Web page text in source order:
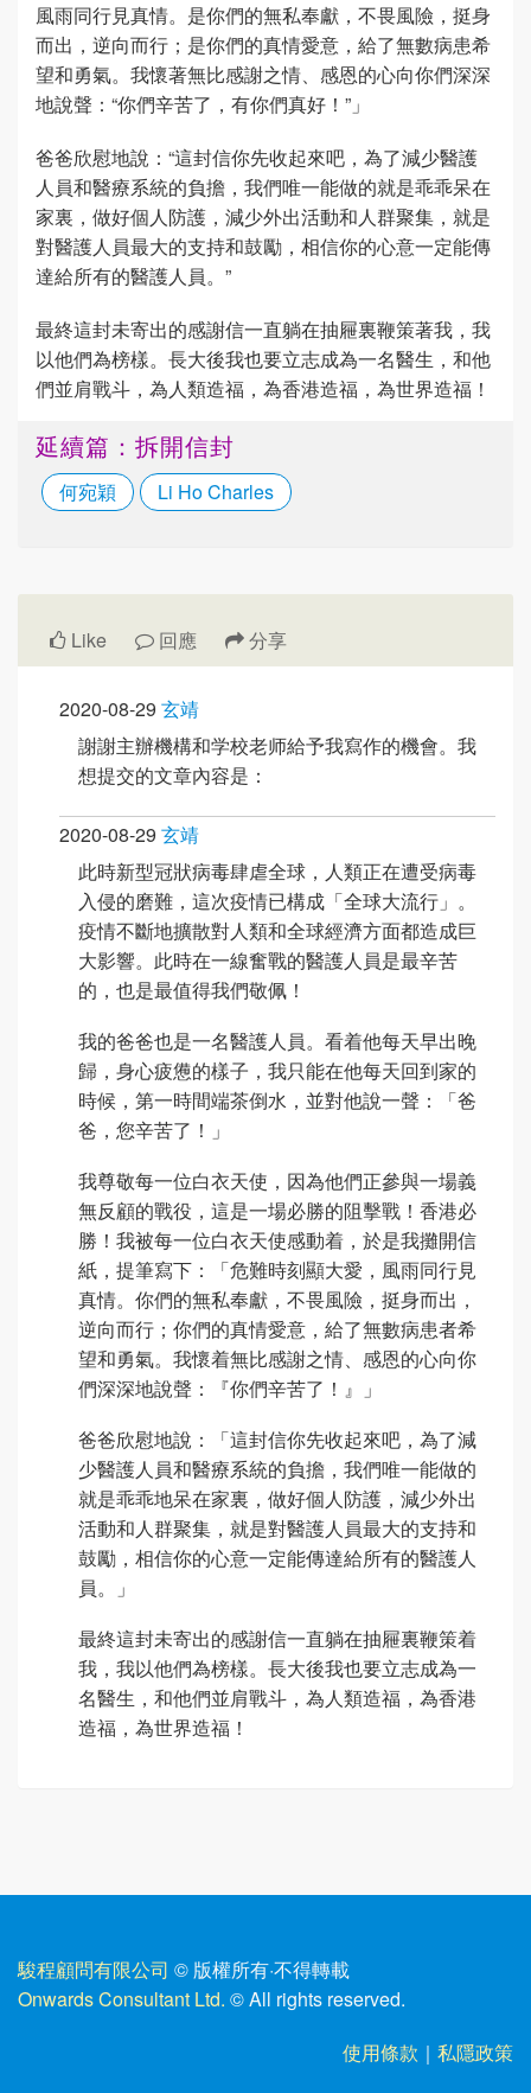
風雨同行見真情。是你們的無私奉獻，不畏風險，挺身
而出，逆向而行；是你們的真情愛意，給了無數病患希
望和勇氣。我懷著無比感謝之情、感恩的心向你們深深
地說聲：“你們辛苦了，有你們真好！”」
爸爸欣慰地說：“這封信你先收起來吧，為了減少醫護
人員和醫療系統的負擔，我們唯一能做的就是乖乖呆在
家裏，做好個人防護，減少外出活動和人群聚集，就是
對醫護人員最大的支持和鼓勵，相信你的心意一定能傳
達給所有的醫護人員。”
最終這封未寄出的感謝信一直躺在抽屜裏鞭策著我，我
以他們為榜樣。長大後我也要立志成為一名醫生，和他
們並肩戰斗，為人類造福，為香港造福，為世界造福！
延續篇：拆開信封
何宛穎 Li Ho Charles
Like 回應 分享
2020-08-29 玄靖
謝謝主辦機構和学校老师給予我寫作的機會。我
想提交的文章內容是：
2020-08-29 玄靖
此時新型冠狀病毒肆虐全球，人類正在遭受病毒
入侵的磨難，這次疫情已構成「全球大流行」。
疫情不斷地擴散對人類和全球經濟方面都造成巨
大影響。此時在一線奮戰的醫護人員是最辛苦
的，也是最值得我們敬佩！
我的爸爸也是一名醫護人員。看着他每天早出晚
歸，身心疲憊的樣子，我只能在他每天回到家的
時候，第一時間端茶倒水，並對他說一聲：「爸
爸，您辛苦了！」
我尊敬每一位白衣天使，因為他們正參與一場義
無反顧的戰役，這是一場必勝的阻擊戰！香港必
勝！我被每一位白衣天使感動着，於是我攤開信
紙，提筆寫下：「危難時刻顯大愛，風雨同行見
真情。你們的無私奉獻，不畏風險，挺身而出，
逆向而行；你們的真情愛意，給了無數病患者希
望和勇氣。我懷着無比感謝之情、感恩的心向你
們深深地說聲：『你們辛苦了！』」
爸爸欣慰地說：「這封信你先收起來吧，為了減
少醫護人員和醫療系統的負擔，我們唯一能做的
就是乖乖地呆在家裏，做好個人防護，減少外出
活動和人群聚集，就是對醫護人員最大的支持和
鼓勵，相信你的心意一定能傳達給所有的醫護人
員。」
最終這封未寄出的感謝信一直躺在抽屜裏鞭策着
我，我以他們為榜樣。長大後我也要立志成為一
名醫生，和他們並肩戰斗，為人類造福，為香港
造福，為世界造福！
駿程顧問有限公司 © 版權所有·不得轉載
Onwards Consultant Ltd. © All rights reserved.
使用條款 ｜ 私隱政策